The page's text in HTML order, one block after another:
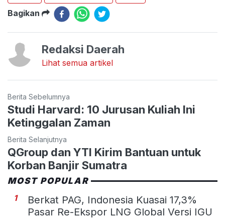
Bagikan
Redaksi Daerah
Lihat semua artikel
Berita Sebelumnya
Studi Harvard: 10 Jurusan Kuliah Ini
Ketinggalan Zaman
Berita Selanjutnya
QGroup dan YTI Kirim Bantuan untuk
Korban Banjir Sumatra
MOST POPULAR
1
Berkat PAG, Indonesia Kuasai 17,3%
Pasar Re-Ekspor LNG Global Versi IGU